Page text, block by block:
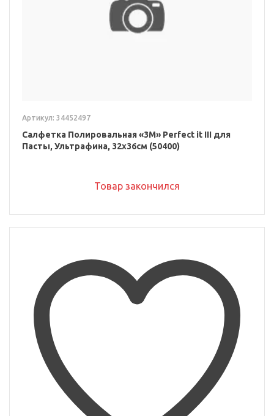
Артикул: 34452497
Салфетка Полировальная «3M» Perfect it III для
Пасты, Ультрафина, 32x36см (50400)
Товар закончился